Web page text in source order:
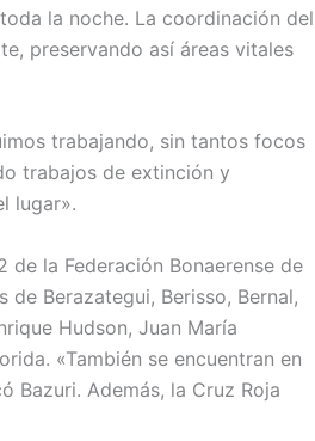
la noche. La coordinación del
preservando así áreas vitales
trabajando, sin tantos focos
trabajos de extinción y
lugar».
la Federación Bonaerense de
Berazategui, Berisso, Bernal,
Hudson, Juan María
«También se encuentran en
Bazuri. Además, la Cruz Roja